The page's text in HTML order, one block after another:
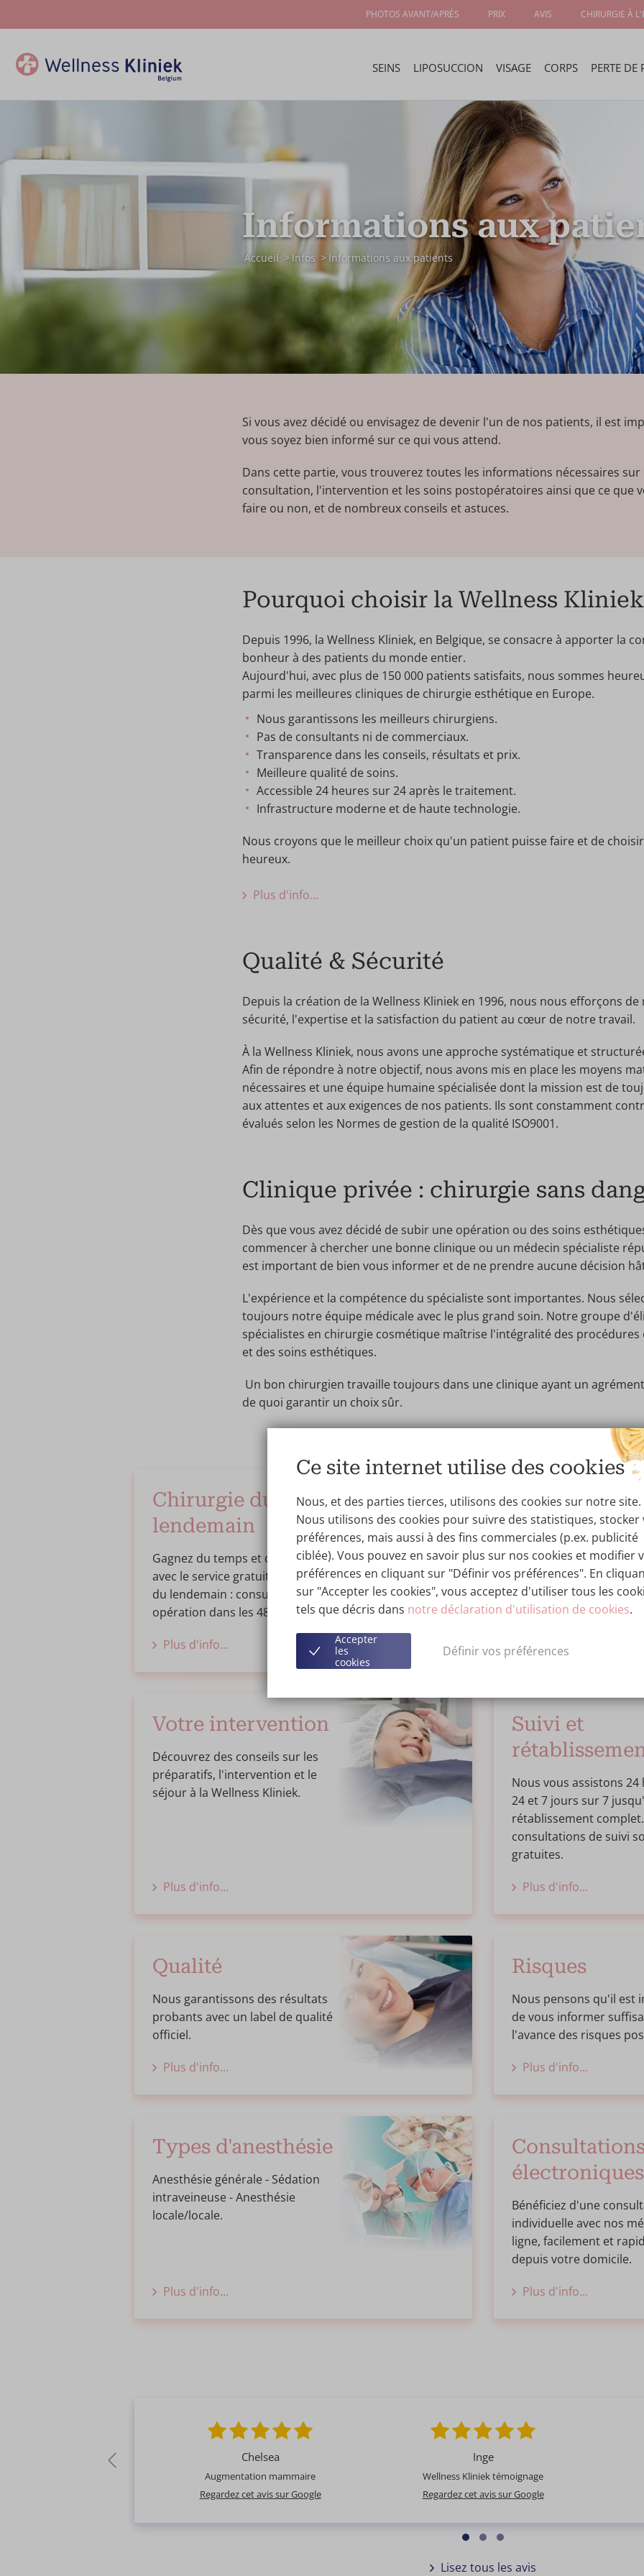
SEINS LIPOSUCCION VISAGE CORPS PERTE DE
PHOTOS AVANT/APRÈS PRIX AVIS CHIRURGIE À
Informations aux
Accueil Infos Informations aux patients
Si vous avez décidé ou envisagez de devenir l'un de nos patients, il est
vous soyez bien informé sur ce qui vous attend.
Dans cette partie, vous trouverez toutes les informations nécessaires sur
consultation, l'intervention et les soins postopératoires ainsi que ce que
faire ou non, et de nombreux conseils et astuces.
Pourquoi choisir la Wellness
Depuis 1996, la Wellness Kliniek, en Belgique, se consacre à apporter la
bonheur à des patients du monde entier.
Aujourd'hui, avec plus de 150 000 patients satisfaits, nous sommes
parmi les meilleures cliniques de chirurgie esthétique en Europe.
Nous garantissons les meilleurs chirurgiens.
Pas de consultants ni de commerciaux.
Transparence dans les conseils, résultats et prix.
Meilleure qualité de soins.
Accessible 24 heures sur 24 après le traitement.
Infrastructure moderne et de haute technologie.
Nous croyons que le meilleur choix qu'un patient puisse faire et de
heureux.
Plus d'info...
Qualité & Sécurité
Depuis la création de la Wellness Kliniek en 1996, nous nous efforçons
sécurité, l'expertise et la satisfaction du patient au cœur de notre travail.
À la Wellness Kliniek, nous avons une approche systématique et
Afin de répondre à notre objectif, nous avons mis en place les moyens
nécessaires et une équipe humaine spécialisée dont la mission est de
aux attentes et aux exigences de nos patients. Ils sont constamment
évalués selon les Normes de gestion de la qualité ISO9001.
Clinique privée : chirurgie sans
Dès que vous avez décidé de subir une opération ou des soins
commencer à chercher une bonne clinique ou un médecin spécialiste
est important de bien vous informer et de ne prendre aucune décision
L'expérience et la compétence du spécialiste sont importantes. Nous
toujours notre équipe médicale avec le plus grand soin. Notre groupe
spécialistes en chirurgie cosmétique maîtrise l'intégralité des procédures
et des soins esthétiques.
Un bon chirurgien travaille toujours dans une clinique ayant un
de quoi garantir un choix sûr.
Chirurgie du
lendemain
Gagnez du temps et de l'argent
avec le service gratuit de chirurgie
du lendemain : consultation et
opération dans les 48 heures.
Plus d'info...
Votre
Prenez rendez-vous
consultation et discutez
souhaits et de vos
directement avec votre
traitant.
Plus d'info...
Votre intervention
Découvrez des conseils sur les
préparatifs, l'intervention et le
séjour à la Wellness Kliniek.
Plus d'info...
Suivi et
Nous vous assistons
24 et 7 jours sur 7
rétablissement
consultations de suivi
gratuites.
Plus d'info...
Qualité
Nous garantissons des résultats
probants avec un label de qualité
officiel.
Plus d'info...
Risques
Nous pensons qu'il est
de vous informer
l'avance des risques
Plus d'info...
Types d'anesthésie
Anesthésie générale - Sédation
intraveineuse - Anesthésie
locale/locale.
Plus d'info...
Consultations
électroniques
Bénéficiez d'une
individuelle avec nos
ligne, facilement et
depuis votre domicile.
Plus d'info...
Chelsea
Augmentation mammaire
Regardez cet avis sur Google
Inge
Wellness Kliniek témoignage
Regardez cet avis sur Google
Lisez tous les avis
Ce site internet utilise des cookies
Nous, et des parties tierces, utilisons des cookies sur notre site.
Nous utilisons des cookies pour suivre des statistiques, stocker
préférences, mais aussi à des fins commerciales (p.ex. publicité
ciblée). Vous pouvez en savoir plus sur nos cookies et modifier
préférences en cliquant sur "Définir vos préférences". En
sur "Accepter les cookies", vous acceptez d'utiliser tous les
tels que décris dans notre déclaration d'utilisation de cookies.
Accepter
les
cookies
Définir vos préférences